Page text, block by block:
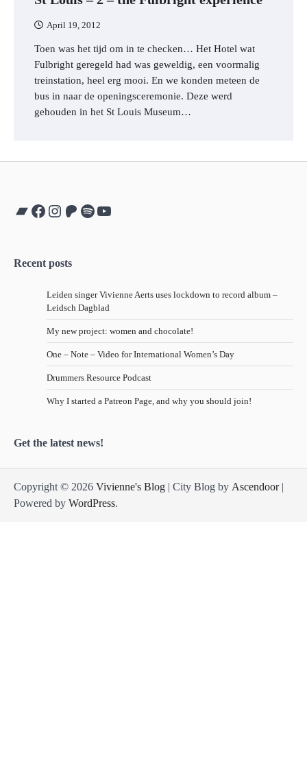
April 19, 2012
Toen was het tijd om in te checken… Het Hotel wat
Fulbright geregeld had was geweldig, een voormalig
treinstation, heel erg mooi. En we konden meteen de
bus in naar de openingsceremonie. Deze werd
gehouden in het St Louis Museum…
Bandcamp
Facebook
Instagram
Patreon
Spotify
YouTube
Recent posts
Leiden singer Vivienne Aerts uses lockdown to record album –
Leidsch Dagblad
My new project: women and chocolate!
One – Note – Video for International Women’s Day
Drummers Resource Podcast
Why I started a Patreon Page, and why you should join!
Get the latest news!
Copyright © 2026 Vivienne's Blog | City Blog by Ascendoor|
Powered by WordPress.